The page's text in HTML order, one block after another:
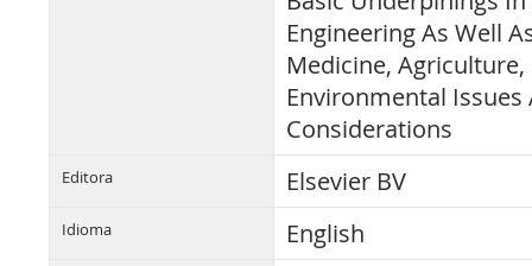
Engineering As Well
Medicine,
Environmental Issues
Considerations
Editora Elsevier BV
Idioma English